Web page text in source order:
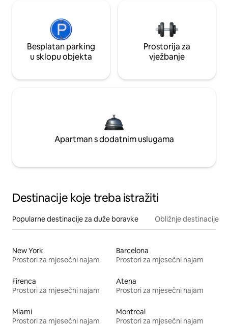
Besplatan parking
u sklopu objekta
Prostorija za
vježbanje
Apartman s dodatnim uslugama
Destinacije koje treba istražiti
Popularne destinacije za duže boravke Obližnje destinacije
New York
Prostori za mjesečni najam
Barcelona
Prostori za mjesečni najam
Firenca
Prostori za mjesečni najam
Atena
Prostori za mjesečni najam
Miami
Prostori za mjesečni najam
Montreal
Prostori za mjesečni najam